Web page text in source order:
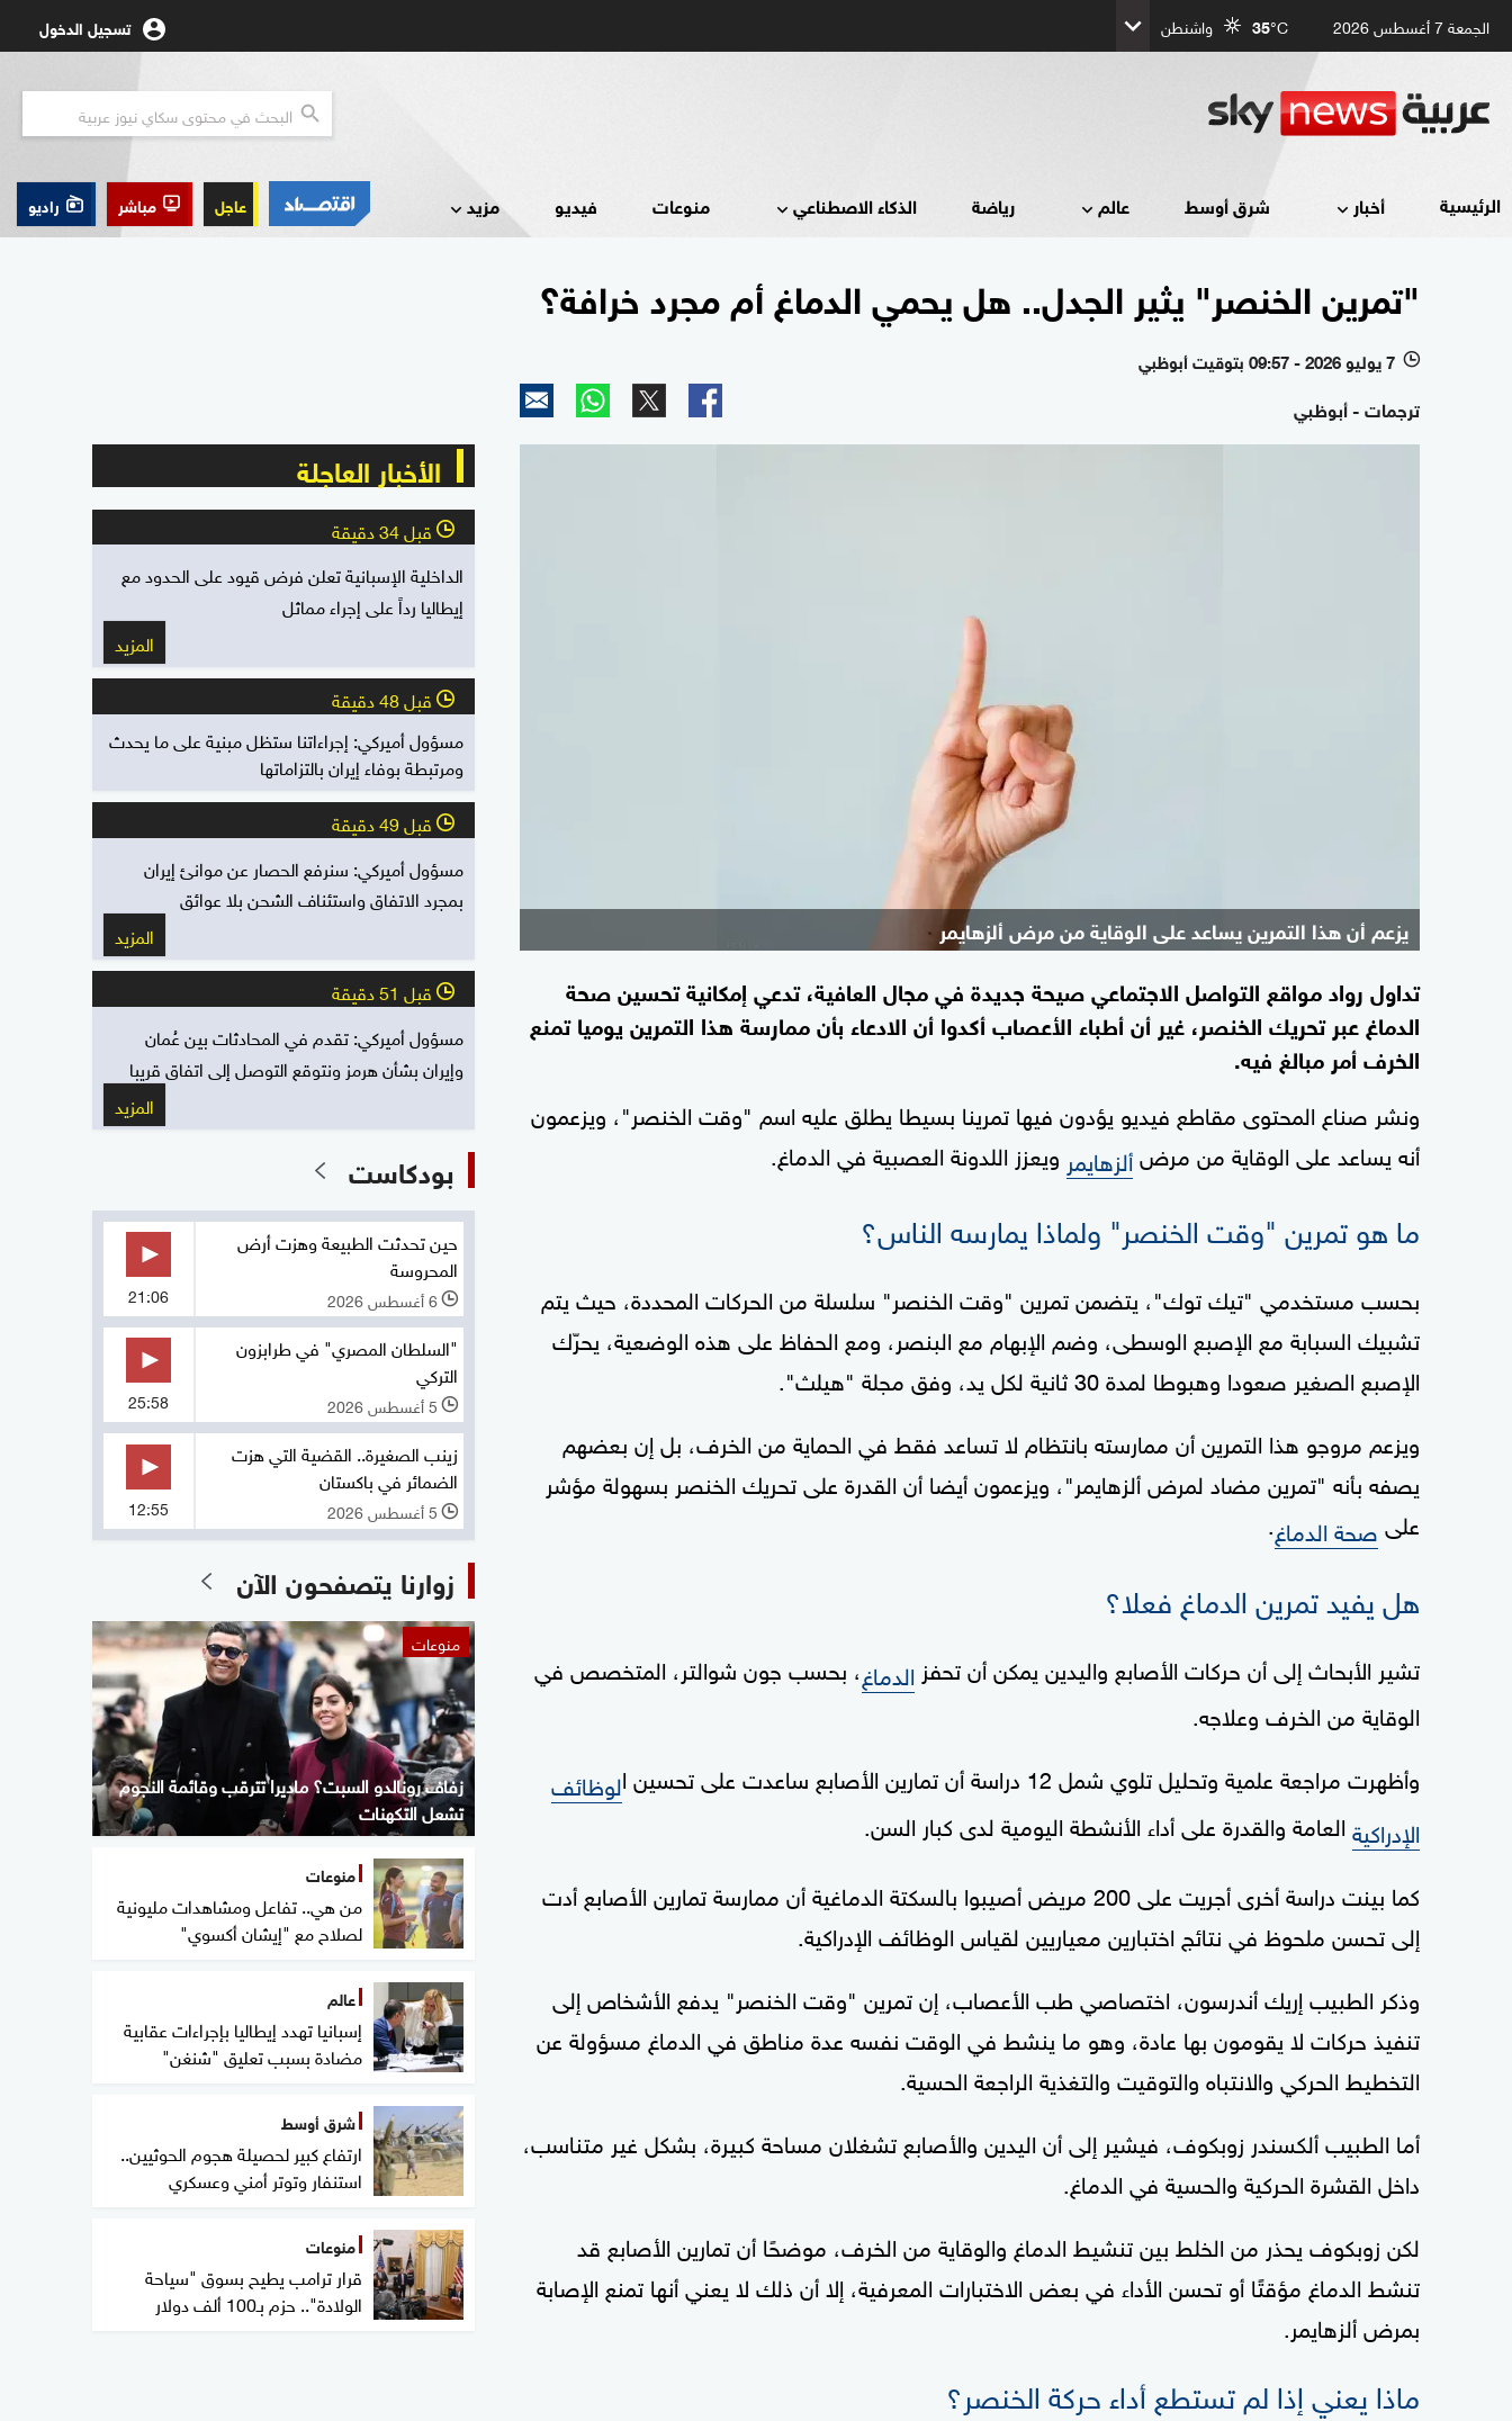
الجمعة 7 أغسطس 2026 35°C واشنطن تسجيل الدخول
الرئيسية أخبار شرق أوسط عالم رياضة الذكاء الاصطناعي منوعات فيديو مزيد عاجل مباشر راديو
"تمرين الخنصر" يثير الجدل.. هل يحمي الدماغ أم مجرد خرافة؟
l 7 يوليو 2026 - 09:57 بتوقيت أبوظبي
ترجمات - أبوظبي
يزعم أن هذا التمرين يساعد على الوقاية من مرض ألزهايمر
تداول رواد مواقع التواصل الاجتماعي صيحة جديدة في مجال العافية، تدعي إمكانية تحسين صحة
الدماغ عبر تحريك الخنصر، غير أن أطباء الأعصاب أكدوا أن الادعاء بأن ممارسة هذا التمرين يوميا تمنع
الخرف أمر مبالغ فيه.
ونشر صناع المحتوى مقاطع فيديو يؤدون فيها تمرينا بسيطا يطلق عليه اسم "وقت الخنصر"، ويزعمون
أنه يساعد على الوقاية من مرضألزهايمر ويعزز اللدونة العصبية في الدماغ.
ما هو تمرين "وقت الخنصر" ولماذا يمارسه الناس؟
بحسب مستخدمي "تيك توك"، يتضمن تمرين "وقت الخنصر" سلسلة من الحركات المحددة، حيث يتم
تشبيك السبابة مع الإصبع الوسطى، وضم الإبهام مع البنصر، ومع الحفاظ على هذه الوضعية، يحرّك
الإصبع الصغير صعودا وهبوطا لمدة 30 ثانية لكل يد، وفق مجلة "هيلث".
ويزعم مروجو هذا التمرين أن ممارسته بانتظام لا تساعد فقط في الحماية من الخرف، بل إن بعضهم
يصفه بأنه "تمرين مضاد لمرض ألزهايمر"، ويزعمون أيضا أن القدرة على تحريك الخنصر بسهولة مؤشر
على صحة الدماغ.
هل يفيد تمرين الدماغ فعلا؟
تشير الأبحاث إلى أن حركات الأصابع واليدين يمكن أن تحفز الدماغ، بحسب جون شوالتر، المتخصص في
الوقاية من الخرف وعلاجه.
وأظهرت مراجعة علمية وتحليل تلوي شمل 12 دراسة أن تمارين الأصابع ساعدت على تحسين ا
لوظائف
الإدراكية العامة والقدرة على أداء الأنشطة اليومية لدى كبار السن.
كما بينت دراسة أخرى أجريت على 200 مريض أصيبوا بالسكتة الدماغية أن ممارسة تمارين الأصابع أدت
إلى تحسن ملحوظ في نتائج اختبارين معياريين لقياس الوظائف الإدراكية.
وذكر الطبيب إريك أندرسون، اختصاصي طب الأعصاب، إن تمرين "وقت الخنصر" يدفع الأشخاص إلى
تنفيذ حركات لا يقومون بها عادة، وهو ما ينشط في الوقت نفسه عدة مناطق في الدماغ مسؤولة عن
التخطيط الحركي والانتباه والتوقيت والتغذية الراجعة الحسية.
أما الطبيب ألكسندر زوبكوف، فيشير إلى أن اليدين والأصابع تشغلان مساحة كبيرة، بشكل غير متناسب،
داخل القشرة الحركية والحسية في الدماغ.
لكن زوبكوف يحذر من الخلط بين تنشيط الدماغ والوقاية من الخرف، موضحًا أن تمارين الأصابع قد
تنشط الدماغ مؤقتًا أو تحسن الأداء في بعض الاختبارات المعرفية، إلا أن ذلك لا يعني أنها تمنع الإصابة
بمرض ألزهايمر.
ماذا يعني إذا لم تستطع أداء حركة الخنصر؟
الأخبار العاجلة
l قبل 34 دقيقة
الداخلية الإسبانية تعلن فرض قيود على الحدود مع
إيطاليا رداً على إجراء مماثل
المزيد
l قبل 48 دقيقة
مسؤول أميركي: إجراءاتنا ستظل مبنية على ما يحدث
ومرتبطة بوفاء إيران بالتزاماتها
l قبل 49 دقيقة
مسؤول أميركي: سنرفع الحصار عن موانئ إيران
بمجرد الاتفاق واستئناف الشحن بلا عوائق
المزيد
l قبل 51 دقيقة
مسؤول أميركي: تقدم في المحادثات بين عُمان
وإيران بشأن هرمز ونتوقع التوصل إلى اتفاق قريبا
المزيد
بودكاست
حين تحدثت الطبيعة وهزت أرض
المحروسة
l 6 أغسطس 2026 21:06
"السلطان المصري" في طرابزون
التركي
l 5 أغسطس 2026 25:58
زينب الصغيرة.. القضية التي هزت
الضمائر في باكستان
l 5 أغسطس 2026 12:55
زوارنا يتصفحون الآن
منوعات
زفاف رونالدو السبت؟ ماديرا تترقب وقائمة النجوم
تشعل التكهنات
منوعات
من هي.. تفاعل ومشاهدات مليونية
لصلاح مع "إيشان أكسوي"
عالم
إسبانيا تهدد إيطاليا بإجراءات عقابية
مضادة بسبب تعليق "شنغن"
شرق أوسط
ارتفاع كبير لحصيلة هجوم الحوثيين..
استنفار وتوتر أمني وعسكري
منوعات
قرار ترامب يطيح بسوق "سياحة
الولادة".. حزم بـ100 ألف دولار